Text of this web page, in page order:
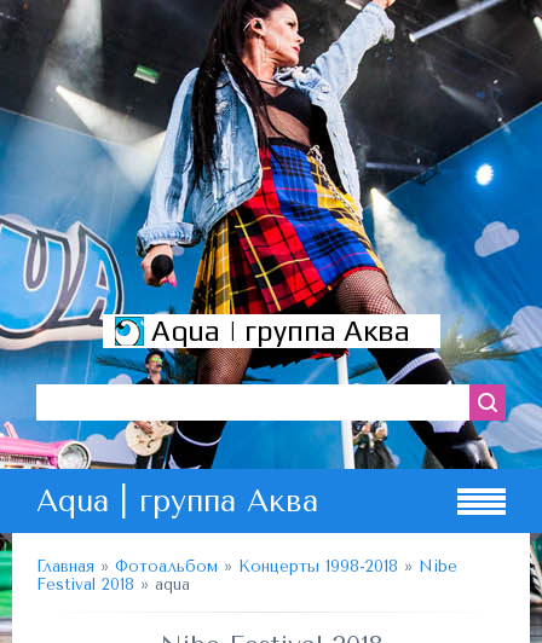
Aqua | группа Аква
Aqua | группа Аква
Главная » Фотоальбом » Концерты 1998-2018 » Nibe
Festival 2018 » aqua